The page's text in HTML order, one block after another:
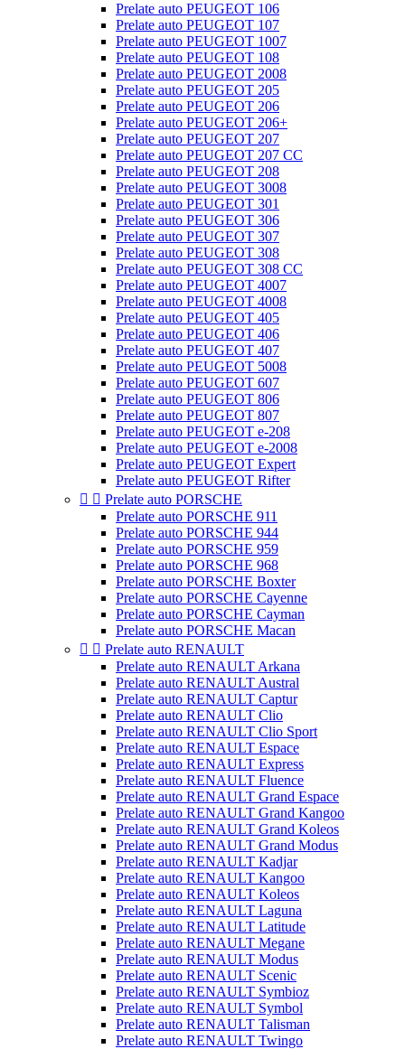
Prelate auto PEUGEOT 106
Prelate auto PEUGEOT 107
Prelate auto PEUGEOT 1007
Prelate auto PEUGEOT 108
Prelate auto PEUGEOT 2008
Prelate auto PEUGEOT 205
Prelate auto PEUGEOT 206
Prelate auto PEUGEOT 206+
Prelate auto PEUGEOT 207
Prelate auto PEUGEOT 207 CC
Prelate auto PEUGEOT 208
Prelate auto PEUGEOT 3008
Prelate auto PEUGEOT 301
Prelate auto PEUGEOT 306
Prelate auto PEUGEOT 307
Prelate auto PEUGEOT 308
Prelate auto PEUGEOT 308 CC
Prelate auto PEUGEOT 4007
Prelate auto PEUGEOT 4008
Prelate auto PEUGEOT 405
Prelate auto PEUGEOT 406
Prelate auto PEUGEOT 407
Prelate auto PEUGEOT 5008
Prelate auto PEUGEOT 607
Prelate auto PEUGEOT 806
Prelate auto PEUGEOT 807
Prelate auto PEUGEOT e-208
Prelate auto PEUGEOT e-2008
Prelate auto PEUGEOT Expert
Prelate auto PEUGEOT Rifter
  Prelate auto PORSCHE
Prelate auto PORSCHE 911
Prelate auto PORSCHE 944
Prelate auto PORSCHE 959
Prelate auto PORSCHE 968
Prelate auto PORSCHE Boxter
Prelate auto PORSCHE Cayenne
Prelate auto PORSCHE Cayman
Prelate auto PORSCHE Macan
  Prelate auto RENAULT
Prelate auto RENAULT Arkana
Prelate auto RENAULT Austral
Prelate auto RENAULT Captur
Prelate auto RENAULT Clio
Prelate auto RENAULT Clio Sport
Prelate auto RENAULT Espace
Prelate auto RENAULT Express
Prelate auto RENAULT Fluence
Prelate auto RENAULT Grand Espace
Prelate auto RENAULT Grand Kangoo
Prelate auto RENAULT Grand Koleos
Prelate auto RENAULT Grand Modus
Prelate auto RENAULT Kadjar
Prelate auto RENAULT Kangoo
Prelate auto RENAULT Koleos
Prelate auto RENAULT Laguna
Prelate auto RENAULT Latitude
Prelate auto RENAULT Megane
Prelate auto RENAULT Modus
Prelate auto RENAULT Scenic
Prelate auto RENAULT Symbioz
Prelate auto RENAULT Symbol
Prelate auto RENAULT Talisman
Prelate auto RENAULT Twingo